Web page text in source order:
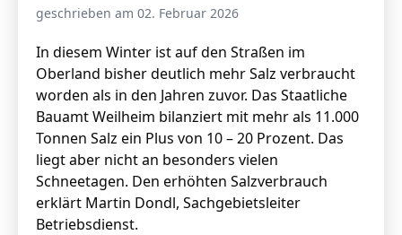
geschrieben am 02. Februar 2026
In diesem Winter ist auf den Straßen im
Oberland bisher deutlich mehr Salz verbraucht
worden als in den Jahren zuvor. Das Staatliche
Bauamt Weilheim bilanziert mit mehr als 11.000
Tonnen Salz ein Plus von 10 – 20 Prozent. Das
liegt aber nicht an besonders vielen
Schneetagen. Den erhöhten Salzverbrauch
erklärt Martin Dondl, Sachgebietsleiter
Betriebsdienst.